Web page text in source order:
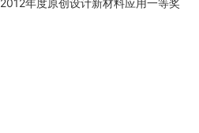
2012年度原创设计新材料应用一等奖